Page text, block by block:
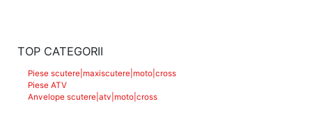
TOP CATEGORII
Piese scutere|maxiscutere|moto|cross
Piese ATV
Anvelope scutere|atv|moto|cross